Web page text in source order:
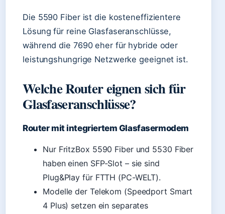
Die 5590 Fiber ist die kosteneffizientere
Lösung für reine Glasfaseranschlüsse,
während die 7690 eher für hybride oder
leistungshungrige Netzwerke geeignet ist.
Welche Router eignen sich für
Glasfaseranschlüsse?
Router mit integriertem Glasfasermodem
Nur FritzBox 5590 Fiber und 5530 Fiber
haben einen SFP-Slot – sie sind
Plug&Play für FTTH (PC-WELT).
Modelle der Telekom (Speedport Smart
4 Plus) setzen ein separates